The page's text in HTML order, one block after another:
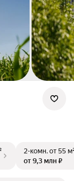
2-комн.от 55
от 9,3 млн ₽